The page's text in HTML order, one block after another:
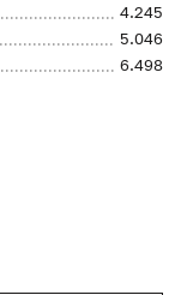
4.245
5.046
6.498